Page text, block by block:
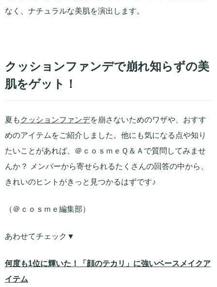
なく、ナチュラルな美肌を演出します。
クッションファンデで崩れ知らずの美
肌をゲット！
夏も クッションファンデを崩さないためのワザや、おすす
めのアイテムをご紹介しました。他にも気になる点や知り
たいことがあれば、＠ｃｏｓｍｅＱ＆Ａで質問してみませ
んか？ メンバーから寄せられるたくさんの回答の中から、
きれいのヒントがきっと見つかるはずです♪
（＠ｃｏｓｍｅ編集部）
あわせてチェック▼
何度も1位に輝いた！「顔のテカリ」に強いベースメイクア
イテム